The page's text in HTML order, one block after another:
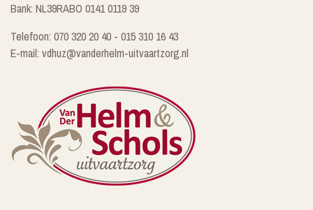
Bank: NL39RABO 0141 0119 39
Telefoon: 070 320 20 40 - 015 310 16 43
E-mail: vdhuz@vanderhelm-uitvaartzorg.nl